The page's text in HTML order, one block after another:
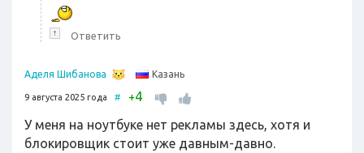
↑ Ответить
Аделя Шибанова Казань
9 августа 2025 года # +4
У меня на ноутбуке нет рекламы здесь, хотя и
блокировщик стоит уже давным-давно.